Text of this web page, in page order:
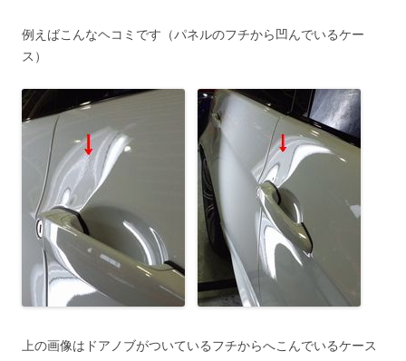
例えばこんなヘコミです（パネルのフチから凹んでいるケー
ス）
上の画像はドアノブがついているフチからへこんでいるケース